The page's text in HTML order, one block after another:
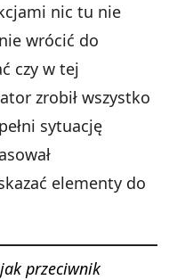
nic tu nie
wrócić do
czy w tej
zrobił wszystko
sytuację
elementy do
przeciwnik